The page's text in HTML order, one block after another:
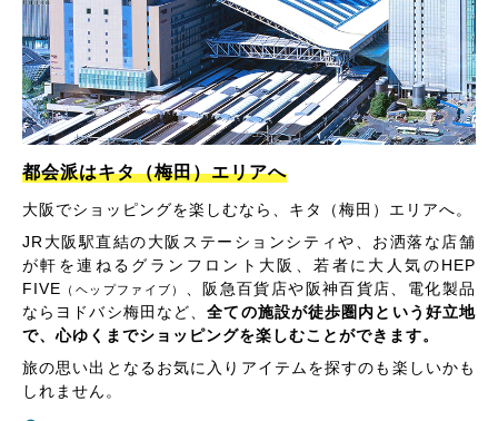
都会派はキタ（梅田）エリアへ
大阪でショッピングを楽しむなら、キタ（梅田）エリアへ。
JR大阪駅直結の大阪ステーションシティや、お洒落な店舗
が軒を連ねるグランフロント大阪、若者に大人気のHEP
FIVE （ヘップファイブ）
、阪急百貨店や阪神百貨店、電化製品
ならヨドバシ梅田など、全ての施設が徒歩圏内という好立地
で、心ゆくまでショッピングを楽しむことができます。
旅の思い出となるお気に入りアイテムを探すのも楽しいかも
しれません。